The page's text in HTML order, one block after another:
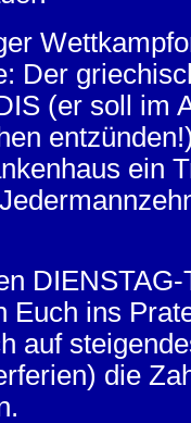
Der
(er soll im
ein
Euch ins
auf
die